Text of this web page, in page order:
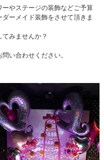
やステージの装飾などご予算
ーメイド装飾をさせて頂きま
みませんか？
い合わせください。